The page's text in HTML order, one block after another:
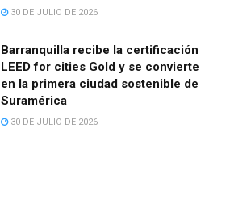
30 DE JULIO DE 2026
Barranquilla recibe la certificación
LEED for cities Gold y se convierte
en la primera ciudad sostenible de
Suramérica
30 DE JULIO DE 2026